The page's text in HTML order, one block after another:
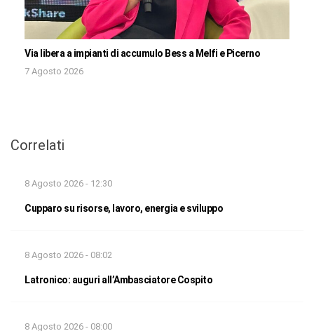
Via libera a impianti di accumulo Bess a Melfi e Picerno
7 Agosto 2026
Correlati
8 Agosto 2026 - 12:30
Cupparo su risorse, lavoro, energia e sviluppo
8 Agosto 2026 - 08:02
Latronico: auguri all’Ambasciatore Cospito
8 Agosto 2026 - 08:00